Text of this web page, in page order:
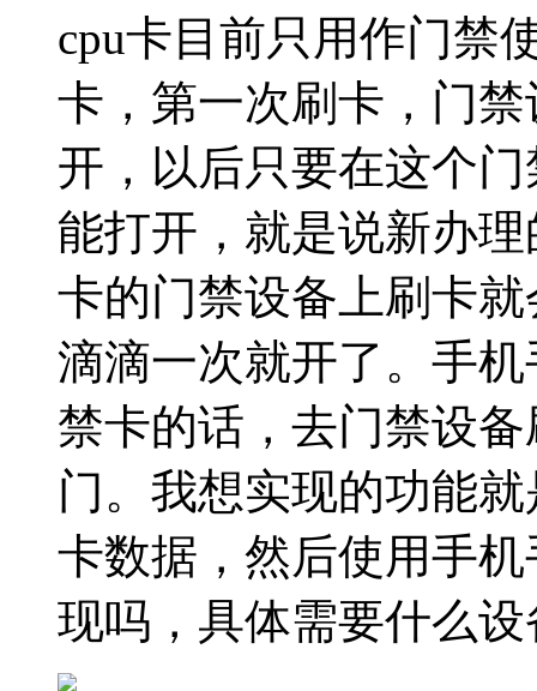
cpu卡目前只用作门禁
卡，第一次刷卡，门
开，以后只要在这个
能打开，就是说新办
卡的门禁设备上刷卡
滴滴一次就开了。手
禁卡的话，去门禁设
门。我想实现的功能
卡数据，然后使用手
现吗，具体需要什么